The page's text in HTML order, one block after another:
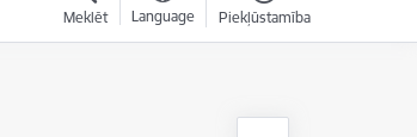
Meklēt Language Piekļūstamība